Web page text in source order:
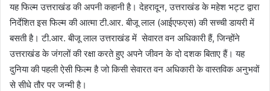
यह फिल्म उत्तराखंड की अपनी कहानी है। देहरादून, उत्तराखंड के महेश भट्ट द्वारा
निर्देशित इस फिल्म की आत्मा टी.आर. बीजू लाल (आईएफएस) की सच्ची डायरी में
बसती है। टी.आर. बीजू लाल उत्तराखंड में सेवारत वन अधिकारी हैं, जिन्होंने
उत्तराखंड के जंगलों की रक्षा करते हुए अपने जीवन के दो दशक बिताए हैं। यह
दुनिया की पहली ऐसी फिल्म है जो किसी सेवारत वन अधिकारी के वास्तविक अनुभवों
से सीधे तौर पर जन्मी है।